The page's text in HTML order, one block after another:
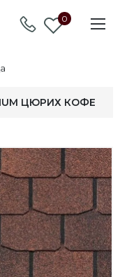
0
ЦЮРИХ КОФЕ